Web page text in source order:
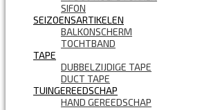
SIFON
SEIZOENSARTIKELEN
BALKONSCHERM
TOCHTBAND
TAPE
DUBBELZIJDIGE TAPE
DUCT TAPE
TUINGEREEDSCHAP
HAND GEREEDSCHAP